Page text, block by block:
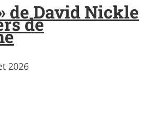
de David Nickle
de
2026